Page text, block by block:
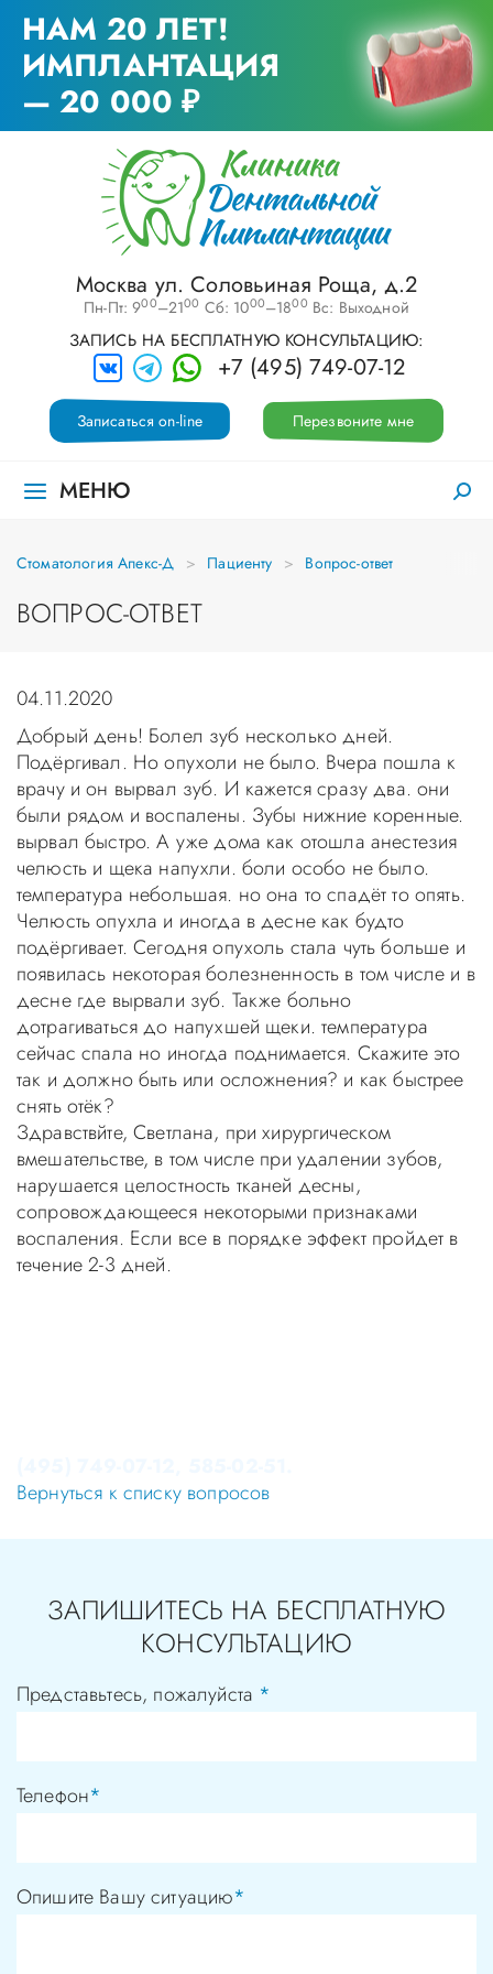
НАМ 20 ЛЕТ!
ИМПЛАНТАЦИЯ
— 20 000 ₽
Москва ул. Соловьиная Роща, д.2
Пн-Пт: 900–2100 Сб: 1000–1800 Вс: Выходной
ЗАПИСЬ НА БЕСПЛАТНУЮ КОНСУЛЬТАЦИЮ:
+7 (495) 749-07-12
Перезвоните мне
Записаться on-line
МЕНЮ
Стоматология Апекс-Д Пациенту Вопрос-ответ
ВОПРОС-ОТВЕТ
04.11.2020
Добрый день! Болел зуб несколько дней.
Подёргивал. Но опухоли не было. Вчера пошла к
врачу и он вырвал зуб. И кажется сразу два. они
были рядом и воспалены. Зубы нижние коренные.
вырвал быстро. А уже дома как отошла анестезия
челюсть и щека напухли. боли особо не было.
температура небольшая. но она то спадёт то опять.
Челюсть опухла и иногда в десне как будто
подёргивает. Сегодня опухоль стала чуть больше и
появилась некоторая болезненность в том числе и в
десне где вырвали зуб. Также больно
дотрагиваться до напухшей щеки. температура
сейчас спала но иногда поднимается. Скажите это
так и должно быть или осложнения? и как быстрее
снять отёк?
Здравствйте, Светлана, при хирургическом
вмешательстве, в том числе при удалении зубов,
нарушается целостность тканей десны,
сопровождающееся некоторыми признаками
воспаления. Если все в порядке эффект пройдет в
течение 2-3 дней.
Вернуться к списку вопросов
ЗАПИШИТЕСЬ НА БЕСПЛАТНУЮ
КОНСУЛЬТАЦИЮ
Представьтесь, пожалуйста *
Телефон*
Опишите Вашу ситуацию*